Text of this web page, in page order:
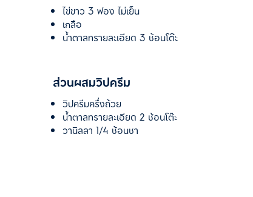
ไข่ขาว 3 ฟอง ไม่เย็น
เกลือ
น้ำตาลทรายละเอียด 3 ช้อนโต๊ะ
ส่วนผสมวิปครีม
วิปครีมครึ่งถ้วย
น้ำตาลทรายละเอียด 2 ช้อนโต๊ะ
วานิลลา 1/4 ช้อนชา